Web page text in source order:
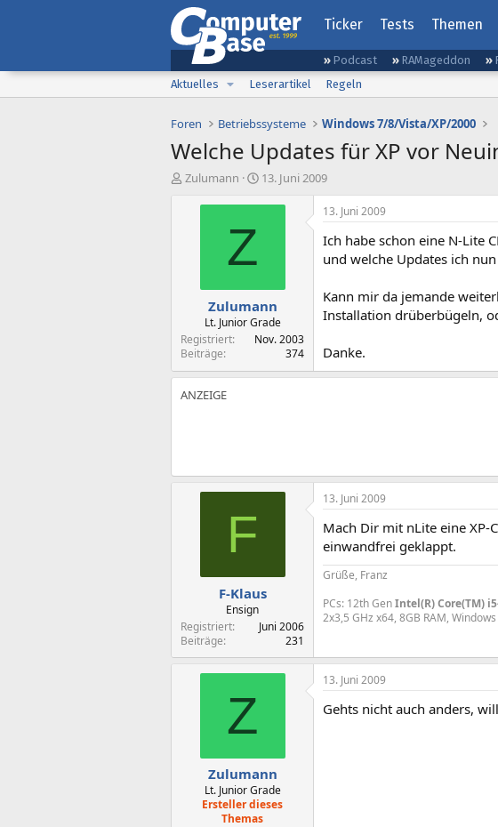
Ticker Tests Themen
Podcast RAMageddon
Aktuelles
Leserartikel Regeln
Foren Betriebssysteme Windows 7/8/Vista/XP/2000
Welche Updates für XP vor
E
Zulumann
E
s
t
a
m
13. Juni 2009
Z
Zulumann
Lt. Junior Grade
Registriert
Nov. 2003
Beiträge
374
13. Juni 2009
Ich habe schon eine N-Lite
und welche Updates ich
Kann mir da jemande
Installation drüberbügeln,
Danke.
F
F-Klaus
Ensign
Registriert
Juni 2006
Beiträge
231
13. Juni 2009
Mach Dir mit nLite eine XP-
einwandfrei geklappt.
Grüße, Franz
PCs: 12th GenIntel(R) Core(TM)
2x3,5 GHz x64, 8GB RAM,
Z
Zulumann
Lt. Junior Grade
Ersteller dieses
Themas
13. Juni 2009
Gehts nicht auch anders,